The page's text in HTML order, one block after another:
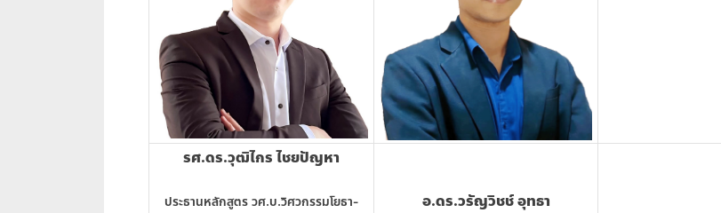
รศ.ดร.วุฒิไกร ไชยปัญหา
ประธานหลักสูตร วศ.บ.วิศวกรรมโยธา-
อ.ดร.วรัญวิชช์ อุทธา